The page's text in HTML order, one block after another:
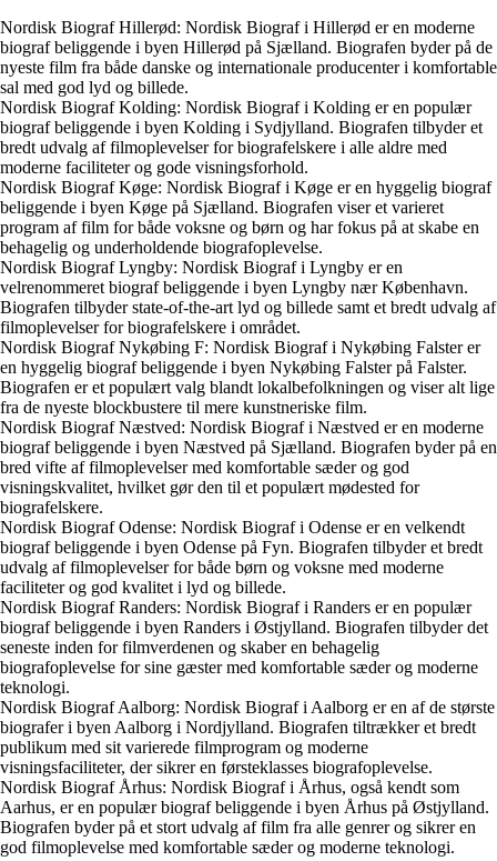
Nordisk Biograf Hillerød: Nordisk Biograf i Hillerød er en moderne
biograf beliggende i byen Hillerød på Sjælland. Biografen byder på de
nyeste film fra både danske og internationale producenter i komfortable
sal med god lyd og billede.
Nordisk Biograf Kolding: Nordisk Biograf i Kolding er en populær
biograf beliggende i byen Kolding i Sydjylland. Biografen tilbyder et
bredt udvalg af filmoplevelser for biografelskere i alle aldre med
moderne faciliteter og gode visningsforhold.
Nordisk Biograf Køge: Nordisk Biograf i Køge er en hyggelig biograf
beliggende i byen Køge på Sjælland. Biografen viser et varieret
program af film for både voksne og børn og har fokus på at skabe en
behagelig og underholdende biografoplevelse.
Nordisk Biograf Lyngby: Nordisk Biograf i Lyngby er en
velrenommeret biograf beliggende i byen Lyngby nær København.
Biografen tilbyder state-of-the-art lyd og billede samt et bredt udvalg af
filmoplevelser for biografelskere i området.
Nordisk Biograf Nykøbing F: Nordisk Biograf i Nykøbing Falster er
en hyggelig biograf beliggende i byen Nykøbing Falster på Falster.
Biografen er et populært valg blandt lokalbefolkningen og viser alt lige
fra de nyeste blockbustere til mere kunstneriske film.
Nordisk Biograf Næstved: Nordisk Biograf i Næstved er en moderne
biograf beliggende i byen Næstved på Sjælland. Biografen byder på en
bred vifte af filmoplevelser med komfortable sæder og god
visningskvalitet, hvilket gør den til et populært mødested for
biografelskere.
Nordisk Biograf Odense: Nordisk Biograf i Odense er en velkendt
biograf beliggende i byen Odense på Fyn. Biografen tilbyder et bredt
udvalg af filmoplevelser for både børn og voksne med moderne
faciliteter og god kvalitet i lyd og billede.
Nordisk Biograf Randers: Nordisk Biograf i Randers er en populær
biograf beliggende i byen Randers i Østjylland. Biografen tilbyder det
seneste inden for filmverdenen og skaber en behagelig
biografoplevelse for sine gæster med komfortable sæder og moderne
teknologi.
Nordisk Biograf Aalborg: Nordisk Biograf i Aalborg er en af de største
biografer i byen Aalborg i Nordjylland. Biografen tiltrækker et bredt
publikum med sit varierede filmprogram og moderne
visningsfaciliteter, der sikrer en førsteklasses biografoplevelse.
Nordisk Biograf Århus: Nordisk Biograf i Århus, også kendt som
Aarhus, er en populær biograf beliggende i byen Århus på Østjylland.
Biografen byder på et stort udvalg af film fra alle genrer og sikrer en
god filmoplevelse med komfortable sæder og moderne teknologi.